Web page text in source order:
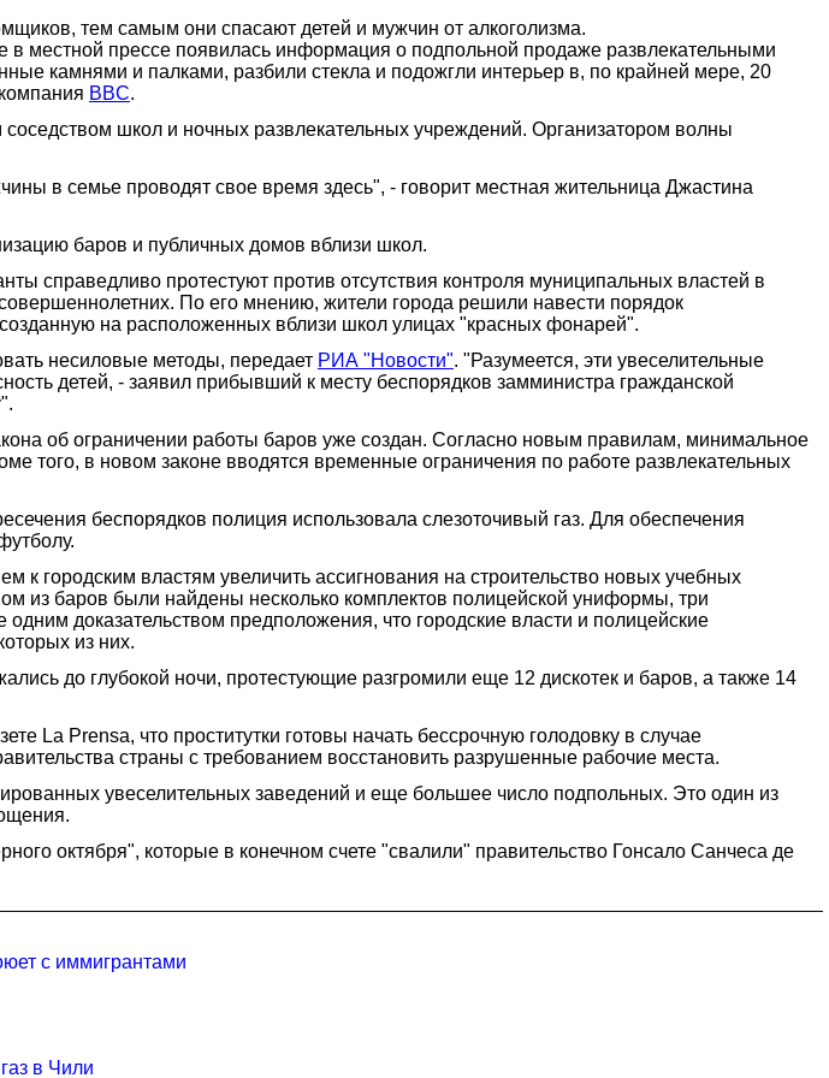
тем самым они спасают детей и мужчин от алкоголизма.
в местной прессе появилась информация о подпольной продаже развлекательными
камнями и палками, разбили стекла и подожгли интерьер в, по крайней мере, 20
BBC.
школ и ночных развлекательных учреждений. Организатором волны
в семье проводят свое время здесь", - говорит местная жительница Джастина
баров и публичных домов вблизи школ.
справедливо протестуют против отсутствия контроля муниципальных властей в
По его мнению, жители города решили навести порядок
на расположенных вблизи школ улицах "красных фонарей".
несиловые методы, передает РИА "Новости". "Разумеется, эти увеселительные
детей, - заявил прибывший к месту беспорядков замминистра гражданской
об ограничении работы баров уже создан. Согласно новым правилам, минимальное
того, в новом законе вводятся временные ограничения по работе развлекательных
беспорядков полиция использовала слезоточивый газ. Для обеспечения
городским властям увеличить ассигнования на строительство новых учебных
из баров были найдены несколько комплектов полицейской униформы, три
доказательством предположения, что городские власти и полицейские
из них.
до глубокой ночи, протестующие разгромили еще 12 дискотек и баров, а также 14
La Prensa, что проститутки готовы начать бессрочную голодовку в случае
страны с требованием восстановить разрушенные рабочие места.
увеселительных заведений и еще большее число подпольных. Это один из
октября", которые в конечном счете "свалили" правительство Гонсало Санчеса де
с иммигрантами
в Чили